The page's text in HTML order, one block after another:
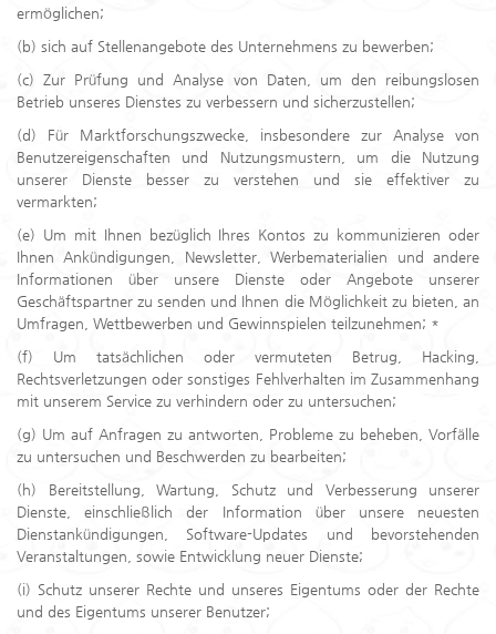
ermöglichen;
(b) sich auf Stellenangebote des Unternehmens zu bewerben;
(c) Zur Prüfung und Analyse von Daten, um den reibungslosen
Betrieb unseres Dienstes zu verbessern und sicherzustellen;
(d) Für Marktforschungszwecke, insbesondere zur Analyse von
Benutzereigenschaften und Nutzungsmustern, um die Nutzung
unserer Dienste besser zu verstehen und sie effektiver zu
vermarkten;
(e) Um mit Ihnen bezüglich Ihres Kontos zu kommunizieren oder
Ihnen Ankündigungen, Newsletter, Werbematerialien und andere
Informationen über unsere Dienste oder Angebote unserer
Geschäftspartner zu senden und Ihnen die Möglichkeit zu bieten, an
Umfragen, Wettbewerben und Gewinnspielen teilzunehmen; *
(f) Um tatsächlichen oder vermuteten Betrug, Hacking,
Rechtsverletzungen oder sonstiges Fehlverhalten im Zusammenhang
mit unserem Service zu verhindern oder zu untersuchen;
(g) Um auf Anfragen zu antworten, Probleme zu beheben, Vorfälle
zu untersuchen und Beschwerden zu bearbeiten;
(h) Bereitstellung, Wartung, Schutz und Verbesserung unserer
Dienste, einschließlich der Information über unsere neuesten
Dienstankündigungen, Software-Updates und bevorstehenden
Veranstaltungen, sowie Entwicklung neuer Dienste;
(i) Schutz unserer Rechte und unseres Eigentums oder der Rechte
und des Eigentums unserer Benutzer;